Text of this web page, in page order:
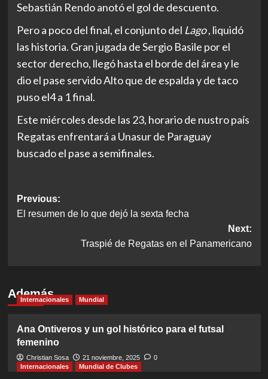
Sebastián Rendo anotó el gol de descuento.
Pero a poco del final, el conjunto del Lago, liquidó
las historia. Gran jugada de Sergio Basile por el
sector derecho, llegó hasta el borde del área y le
dio el pase servido Alto que de espalda y de taco
puso el4 a 1 final.
Este miércoles desde las 23, horario de nustro país
Regatas enfrentará a Unasur de Paraguay
buscado el pase a semifinales.
Post
navigation
Previous:
El resumen de lo que dejó la sexta fecha
Next:
Traspié de Regatas en el Panamericano
Además
Internacionales Mundial
Ana Ontiveros y un gol histórico para el futsal
femenino
Christian Sosa 21 noviembre, 2025
0
Internacionales
Mundial de Clubes